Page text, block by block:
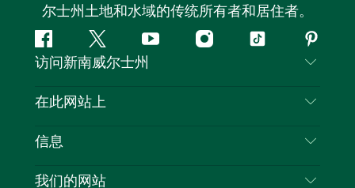
尔士州土地和水域的传统所有者和居住者。
Facebook叽
叽
喳
YouTubeInstagram
抖
访问新南威尔士州
联系我们
隐私
Cookie 通知
在此网站上
目的地
信息
旅行信息
我们的网站